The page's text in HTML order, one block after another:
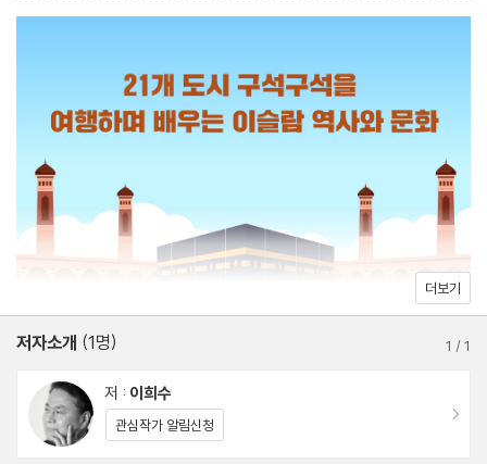
하는 정보와 시각만으로 이슬람을 바라보게 된다. 그러다 보니 자연
스럽게 이슬람에 대한 부정적인 이미지를 갖게 된 것이다.
같은 이슬람 국가라도 해도 실제 모습은 천차만별이다. 여성에게 율
법으로 히잡을 강요하는 나라가 있는가 하면, 히잡 착용을 자율에 맡
기는 나라도 있다. 간통죄에 투석형을 고집하는 나라가 있는 반면 시
대착오라며 폐지한 나라도 있다. 일부다처를 법으로 금지하는 나라
가 늘고 있으니 이 악습도 곧 사라질 전망이다. 이처럼 이슬람은 하
나의 모습이 아니고, 또 끊임없이 변하고 있다. 그런데 우리는 무슬
다. 만나지 않고 알려고 하지 않으니 고정관념과 편견은 점점 더 견
고해진다.
7. 이스탄불/튀르키예: 인류 문명의 거대한 옥외 박물관
8. 코냐/튀르키예: 이슬람 신비주의의 본고장
9. 테헤란/이란: 위대한 페르시아 문화의 후예들
10. 이스파한/이란: 화려하고 당당했던 “세상의 절반”
11. 사마르칸트/우즈베키스탄: 지식과 문화가 넘치는 실크로드 핫플
레이스
더보기
저자소개 (1명) 1 /1
저 : 이희수
관심작가 알림신청